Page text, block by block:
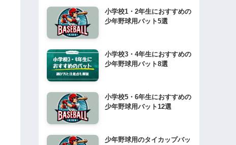
小学校1・2年生におすすめの
少年野球用バット5選
小学校3・4年生におすすめの
少年野球用バット8選
小学校5・6年生におすすめの
少年野球用バット12選
少年野球用のタイカップバッ